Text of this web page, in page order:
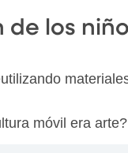
de los
móvil era arte?